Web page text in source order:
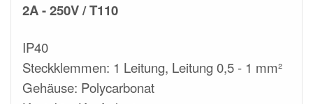
2A - 250V / T110
IP40
Steckklemmen: 1 Leitung, Leitung 0,5 - 1 mm²
Gehäuse: Polycarbonat